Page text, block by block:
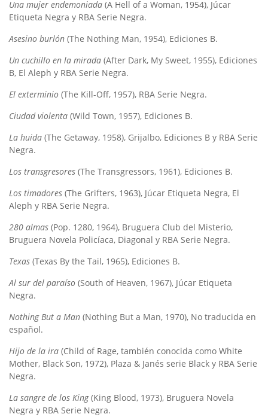
Una mujer endemoniada (A Hell of a Woman, 1954), Júcar
Etiqueta Negra y RBA Serie Negra.
Asesino burlón (The Nothing Man, 1954), Ediciones B.
Un cuchillo en la mirada (After Dark, My Sweet, 1955), Ediciones
B, El Aleph y RBA Serie Negra.
El exterminio (The Kill-Off, 1957), RBA Serie Negra.
Ciudad violenta (Wild Town, 1957), Ediciones B.
La huida (The Getaway, 1958), Grijalbo, Ediciones B y RBA Serie
Negra.
Los transgresores (The Transgressors, 1961), Ediciones B.
Los timadores (The Grifters, 1963), Júcar Etiqueta Negra, El
Aleph y RBA Serie Negra.
280 almas (Pop. 1280, 1964), Bruguera Club del Misterio,
Bruguera Novela Policíaca, Diagonal y RBA Serie Negra.
Texas (Texas By the Tail, 1965), Ediciones B.
Al sur del paraíso (South of Heaven, 1967), Júcar Etiqueta
Negra.
Nothing But a Man (Nothing But a Man, 1970), No traducida en
español.
Hijo de la ira (Child of Rage, también conocida como White
Mother, Black Son, 1972), Plaza & Janés serie Black y RBA Serie
Negra.
La sangre de los King(King Blood, 1973), Bruguera Novela
Negra y RBA Serie Negra.